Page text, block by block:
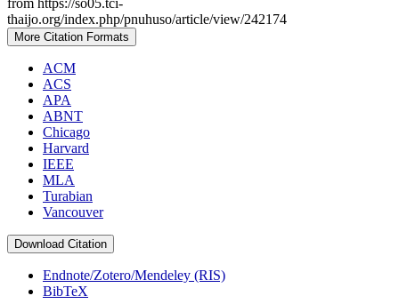
from https://so05.tci-
thaijo.org/index.php/pnuhuso/article/view/242174
More Citation Formats
ACM
ACS
APA
ABNT
Chicago
Harvard
IEEE
MLA
Turabian
Vancouver
Download Citation
Endnote/Zotero/Mendeley (RIS)
BibTeX